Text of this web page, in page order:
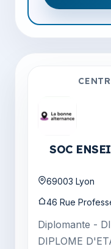
SOC
69003 Lyon
46 Rue
Diplomante -
DIPLOME